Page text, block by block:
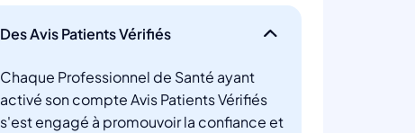
Des Avis Patients Vérifiés
Chaque Professionnel de Santé ayant
activé son compte Avis Patients Vérifiés
s'est engagé à promouvoir la confiance et